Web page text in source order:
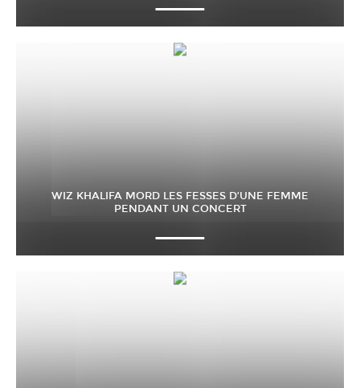
WIZ KHALIFA MORD LES FESSES D’UNE FEMME
PENDANT UN CONCERT